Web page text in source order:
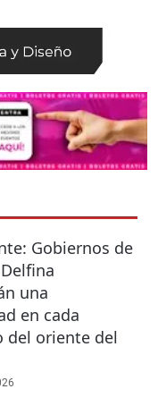
Gobiernos de
una
en cada
del oriente del